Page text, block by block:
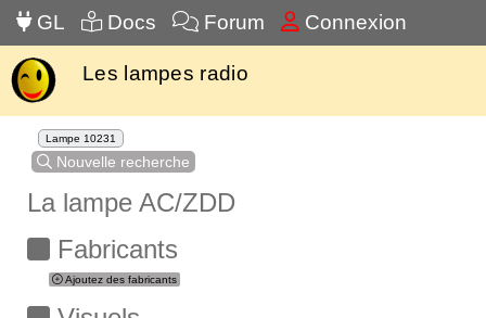
GL Docs Forum Connexion
Les lampes radio
Lampe 10231
Nouvelle recherche
La lampe AC/ZDD
Fabricants
Ajoutez des fabricants